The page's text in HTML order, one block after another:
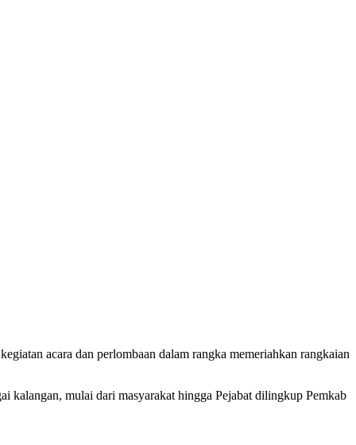
acara dan perlombaan dalam rangka memeriahkan rangkaian
kalangan, mulai dari masyarakat hingga Pejabat dilingkup Pemkab